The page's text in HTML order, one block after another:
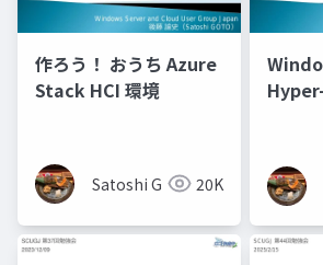
作ろう！ おうち Azure
Stack HCI 環境
Satoshi G 20K